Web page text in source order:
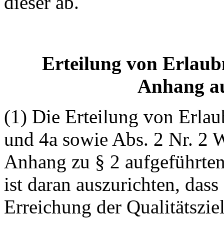
Erteilung von
Anhang
(1) Die Erteilung von
und 4a sowie Abs. 2 Nr. 2
Anhang zu § 2
ist daran auszurichten,
Erreichung der